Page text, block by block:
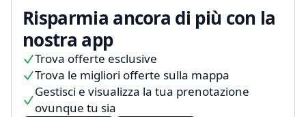
Risparmia ancora di più con la
nostra app
Trova offerte esclusive
Trova le migliori offerte sulla mappa
Gestisci e visualizza la tua prenotazione
ovunque tu sia